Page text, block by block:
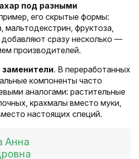
под разными
его скрытые формы:
мальтодекстрин, фруктоза,
сразу несколько —
производителей.
. В переработанных
компоненты часто
аналогами: растительные
крахмалы вместо муки,
настоящих специй.
Анна